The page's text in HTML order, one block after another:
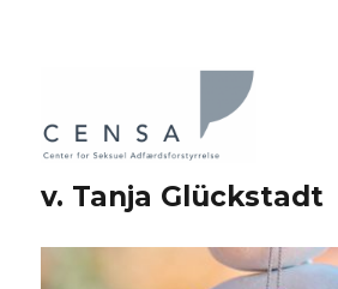
v. Tanja Glückstadt